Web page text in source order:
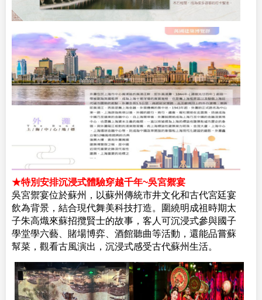
★特別安排沉浸式體驗穿越千年~吳宮禦宴
吳宮禦宴位於蘇州，以蘇州傳統市井文化和古代宮廷宴
飲為背景，結合現代舞美科技打造。圍繞明成祖時期太
子朱高熾來蘇招攬賢士的故事，客人可沉浸式參與國子
學堂學六藝、賭場博弈、酒館聽曲等活動，還能品嘗蘇
幫菜，觀看古風演出，沉浸式感受古代蘇州生活。